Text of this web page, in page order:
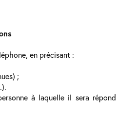
en précisant :
;
à laquelle il sera